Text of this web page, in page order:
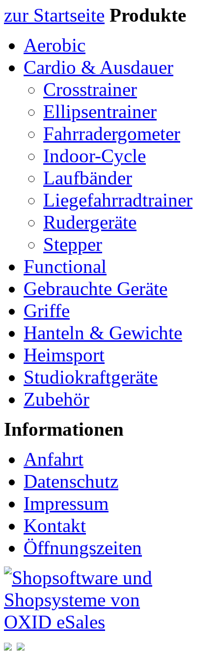
zur Startseite Produkte
Aerobic
Cardio & Ausdauer
Crosstrainer
Ellipsentrainer
Fahrradergometer
Indoor-Cycle
Laufbänder
Liegefahrradtrainer
Rudergeräte
Stepper
Functional
Gebrauchte Geräte
Griffe
Hanteln & Gewichte
Heimsport
Studiokraftgeräte
Zubehör
Informationen
Anfahrt
Datenschutz
Impressum
Kontakt
Öffnungszeiten